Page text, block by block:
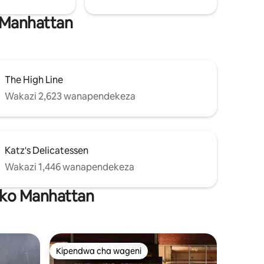
The High Line
Wakazi 2,623 wanapendekeza
Katz's Delicatessen
Wakazi 1,446 wanapendekeza
Manhattan
Kipendwa cha wageni
Kipendwa cha wageni